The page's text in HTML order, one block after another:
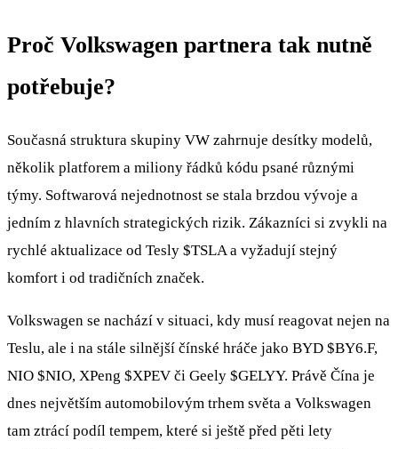
Proč Volkswagen partnera tak nutně
potřebuje?
Současná struktura skupiny VW zahrnuje desítky modelů,
několik platforem a miliony řádků kódu psané různými
týmy. Softwarová nejednotnost se stala brzdou vývoje a
jedním z hlavních strategických rizik. Zákazníci si zvykli na
rychlé aktualizace od Tesly $TSLAa vyžadují stejný
komfort i od tradičních značek.
Volkswagen se nachází v situaci, kdy musí reagovat nejen na
Teslu, ale i na stále silnější čínské hráče jako BYD $BY6.F,
NIO $NIO, XPeng $XPEV či Geely $GELYY. Právě Čína je
dnes největším automobilovým trhem světa a Volkswagen
tam ztrácí podíl tempem, které si ještě před pěti lety